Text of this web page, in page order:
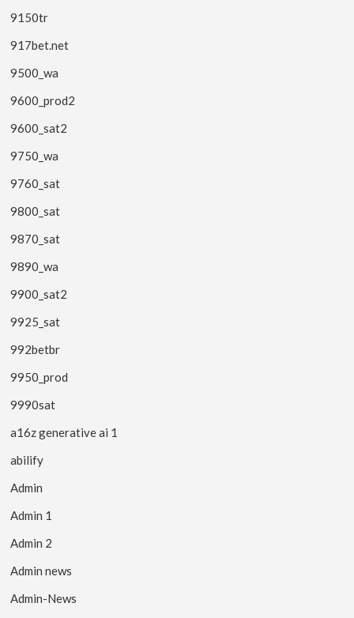
9150tr
917bet.net
9500_wa
9600_prod2
9600_sat2
9750_wa
9760_sat
9800_sat
9870_sat
9890_wa
9900_sat2
9925_sat
992betbr
9950_prod
9990sat
a16z generative ai 1
abilify
Admin
Admin 1
Admin 2
Admin news
Admin-News